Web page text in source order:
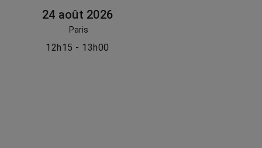
24 août 2026
Paris
12h15 - 13h00